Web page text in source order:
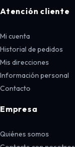
Atención cliente
Mi cuenta
Historial de pedidos
Mis direcciones
Información personal
Contacto
Empresa
Quiénes somos